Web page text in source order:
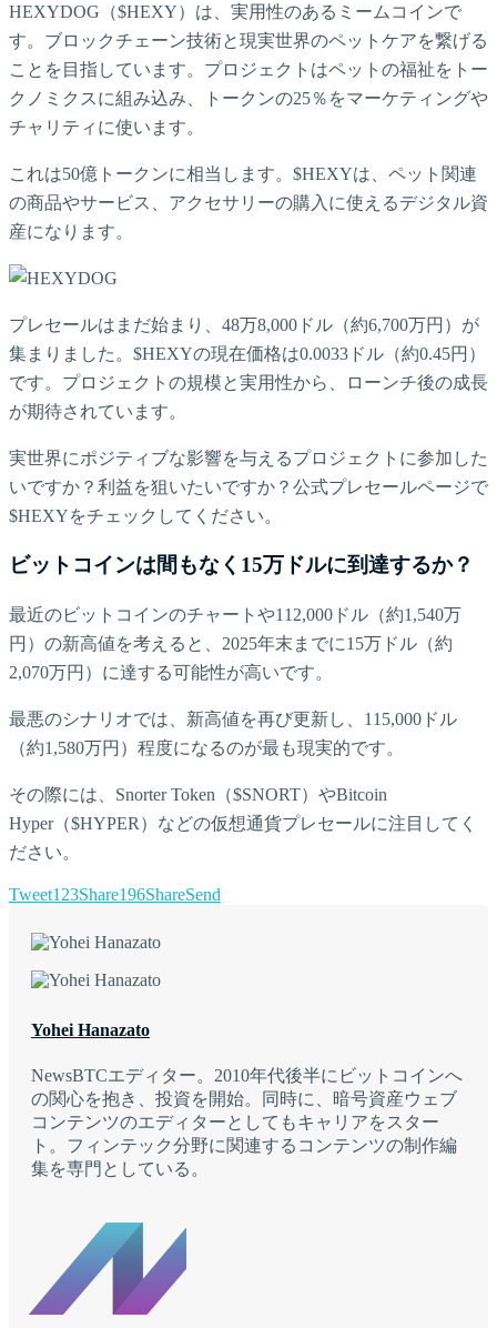
HEXYDOG（$HEXY）は、実用性のあるミームコインで
す。ブロックチェーン技術と現実世界のペットケアを繋げる
ことを目指しています。プロジェクトはペットの福祉をトー
クノミクスに組み込み、トークンの25％をマーケティングや
チャリティに使います。
これは50億トークンに相当します。$HEXYは、ペット関連
の商品やサービス、アクセサリーの購入に使えるデジタル資
産になります。
プレセールはまだ始まり、48万8,000ドル（約6,700万円）が
集まりました。$HEXYの現在価格は0.0033ドル（約0.45円）
です。プロジェクトの規模と実用性から、ローンチ後の成長
が期待されています。
実世界にポジティブな影響を与えるプロジェクトに参加した
いですか？利益を狙いたいですか？公式プレセールページで
$HEXYをチェックしてください。
ビットコインは間もなく15万ドルに到達するか？
最近のビットコインのチャートや112,000ドル（約1,540万
円）の新高値を考えると、2025年末までに15万ドル（約
2,070万円）に達する可能性が高いです。
最悪のシナリオでは、新高値を再び更新し、115,000ドル
（約1,580万円）程度になるのが最も現実的です。
その際には、Snorter Token（$SNORT）やBitcoin
Hyper（$HYPER）などの仮想通貨プレセールに注目してく
ださい。
Tweet123Share196ShareSend
Yohei Hanazato
NewsBTCエディター。2010年代後半にビットコインへ
の関心を抱き、投資を開始。同時に、暗号資産ウェブ
コンテンツのエディターとしてもキャリアをスター
ト。フィンテック分野に関連するコンテンツの制作編
集を専門としている。